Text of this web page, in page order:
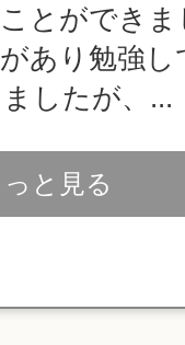
とができ
あり勉強し
したが、...
っと見る